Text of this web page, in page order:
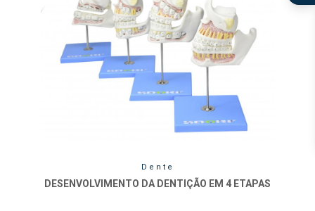
Dente
DESENVOLVIMENTO DA DENTIÇÃO EM 4 ETAPAS